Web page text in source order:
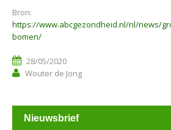
Bron:
https://www.abcgezondheid.nl/nl/news/
bomen/
28/05/2020
Wouter de Jong
Nieuwsbrief